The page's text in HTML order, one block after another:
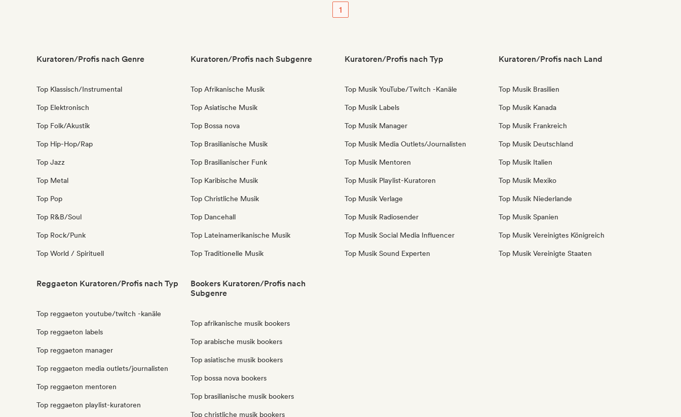
1
Kuratoren/Profis nach Genre
Top Klassisch/Instrumental
Top Elektronisch
Top Folk/Akustik
Top Hip-Hop/Rap
Top Jazz
Top Metal
Top Pop
Top R&B/Soul
Top Rock/Punk
Top World / Spirituell
Kuratoren/Profis nach Subgenre
Top Afrikanische Musik
Top Asiatische Musik
Top Bossa nova
Top Brasilianische Musik
Top Brasilianischer Funk
Top Karibische Musik
Top Christliche Musik
Top Dancehall
Top Lateinamerikanische Musik
Top Traditionelle Musik
Kuratoren/Profis nach Typ
Top Musik YouTube/Twitch -Kanäle
Top Musik Labels
Top Musik Manager
Top Musik Media Outlets/Journalisten
Top Musik Mentoren
Top Musik Playlist-Kuratoren
Top Musik Verlage
Top Musik Radiosender
Top Musik Social Media Influencer
Top Musik Sound Experten
Kuratoren/Profis nach Land
Top Musik Brasilien
Top Musik Kanada
Top Musik Frankreich
Top Musik Deutschland
Top Musik Italien
Top Musik Mexiko
Top Musik Niederlande
Top Musik Spanien
Top Musik Vereinigtes Königreich
Top Musik Vereinigte Staaten
Reggaeton Kuratoren/Profis nach Typ
Top reggaeton youtube/twitch -kanäle
Top reggaeton labels
Top reggaeton manager
Top reggaeton media outlets/journalisten
Top reggaeton mentoren
Top reggaeton playlist-kuratoren
Bookers Kuratoren/Profis nach
Subgenre
Top afrikanische musik bookers
Top arabische musik bookers
Top asiatische musik bookers
Top bossa nova bookers
Top brasilianische musik bookers
Top christliche musik bookers